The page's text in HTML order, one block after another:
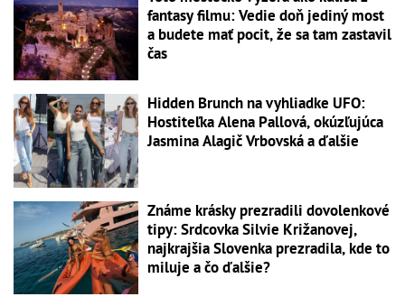
fantasy filmu: Vedie doň jediný most
a budete mať pocit, že sa tam zastavil
čas
Hidden Brunch na vyhliadke UFO:
Hostiteľka Alena Pallová, okúzľujúca
Jasmina Alagič Vrbovská a ďalšie
Známe krásky prezradili dovolenkové
tipy: Srdcovka Silvie Križanovej,
najkrajšia Slovenka prezradila, kde to
miluje a čo ďalšie?